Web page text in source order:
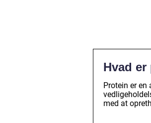
Hvad
Protein er
med at